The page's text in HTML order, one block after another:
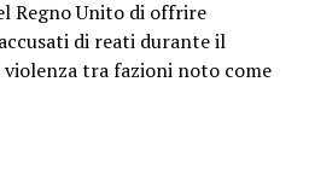
Regno Unito di offrire
di reati durante il
tra fazioni noto come